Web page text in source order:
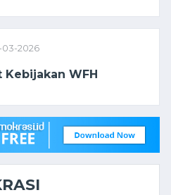
03-2026
Kebijakan WFH